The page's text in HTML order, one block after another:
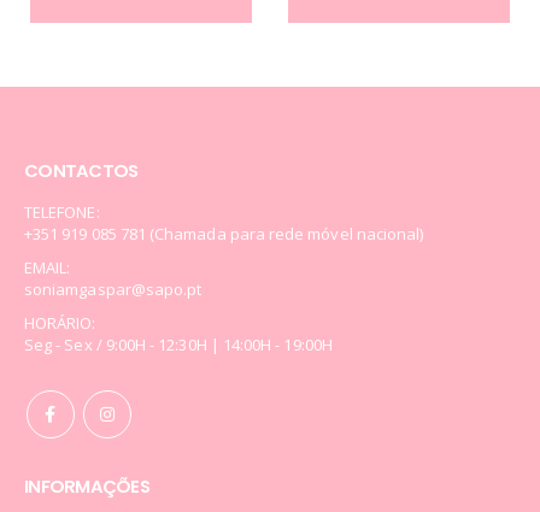
CONTACTOS
TELEFONE:
+351 919 085 781 (Chamada para rede móvel nacional)
EMAIL:
soniamgaspar@sapo.pt
HORÁRIO:
Seg - Sex / 9:00H - 12:30H | 14:00H - 19:00H
INFORMAÇÕES